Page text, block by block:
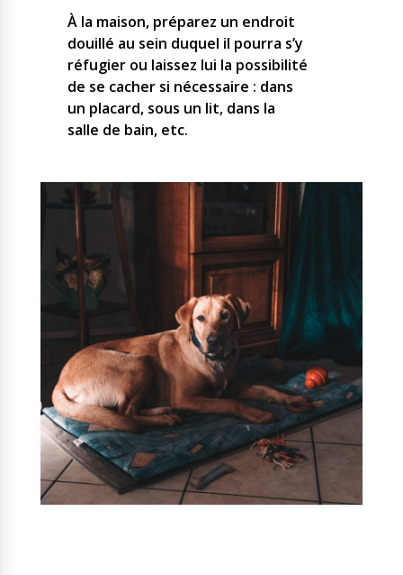
À la maison, préparez un endroit
douillé au sein duquel il pourra s’y
réfugier ou laissez lui la possibilité
de se cacher si nécessaire : dans
un placard, sous un lit, dans la
salle de bain, etc.